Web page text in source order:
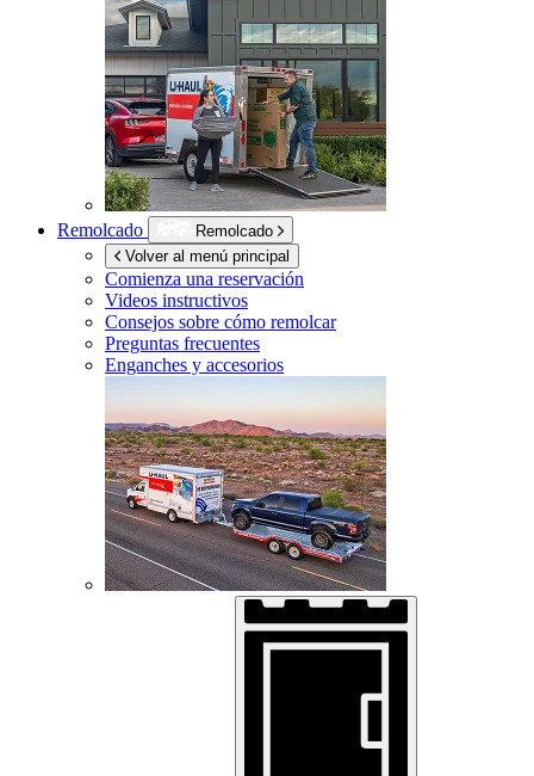
Remolcado
Remolcado
Volver al menú principal
Comienza una reservación
Videos instructivos
Consejos sobre cómo remolcar
Preguntas frecuentes
Enganches y accesorios